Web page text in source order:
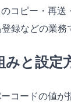
コピー・再送
録などの業務
みと設定
コードの値